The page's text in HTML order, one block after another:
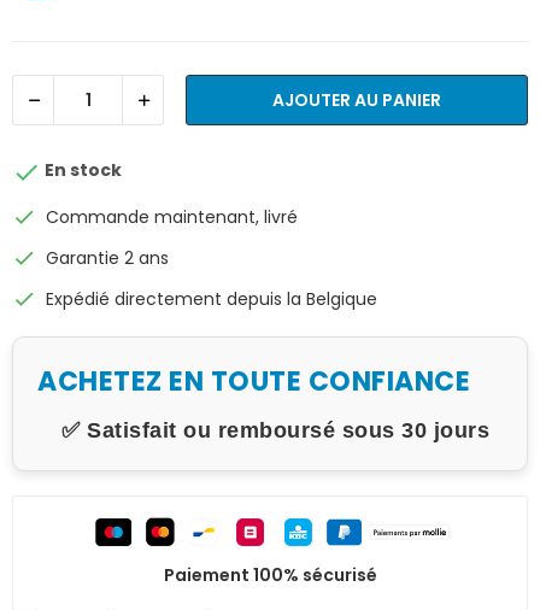
AJOUTER AU PANIER
 En stock
check Commande maintenant, livré
check Garantie 2 ans
check Expédié directement depuis la Belgique
ACHETEZ EN TOUTE CONFIANCE
✅ Satisfait ou remboursé sous 30 jours
Paiement 100% sécurisé